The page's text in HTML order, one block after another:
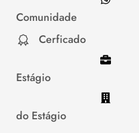
Comunidade
Cerficado
Estágio
do Estágio